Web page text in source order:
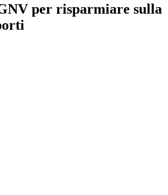
per risparmiare sulla